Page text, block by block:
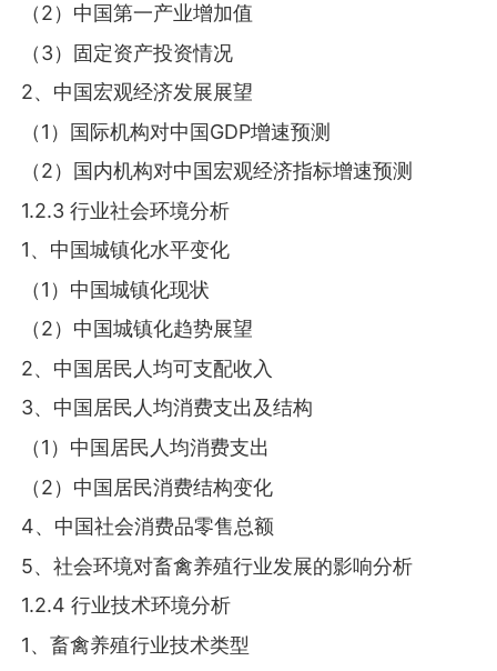
（2）中国第一产业增加值
（3）固定资产投资情况
2、中国宏观经济发展展望
（1）国际机构对中国GDP增速预测
（2）国内机构对中国宏观经济指标增速预测
1.2.3 行业社会环境分析
1、中国城镇化水平变化
（1）中国城镇化现状
（2）中国城镇化趋势展望
2、中国居民人均可支配收入
3、中国居民人均消费支出及结构
（1）中国居民人均消费支出
（2）中国居民消费结构变化
4、中国社会消费品零售总额
5、社会环境对畜禽养殖行业发展的影响分析
1.2.4 行业技术环境分析
1、畜禽养殖行业技术类型